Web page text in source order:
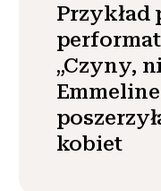
„Czyny,
kobiet